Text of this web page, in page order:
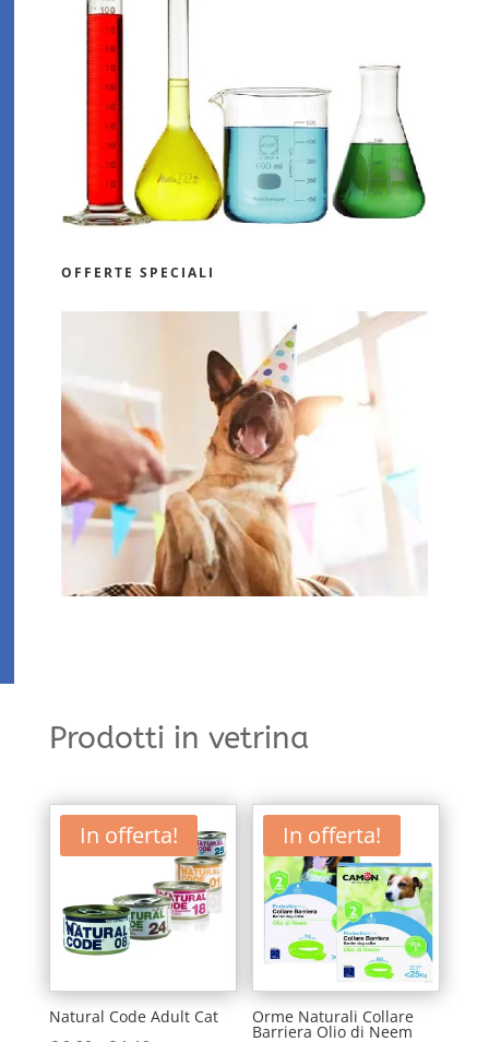
OFFERTE SPECIALI
Prodotti in vetrina
In offerta!
Natural Code Adult Cat
In offerta!
Orme Naturali Collare
Barriera Olio di Neem